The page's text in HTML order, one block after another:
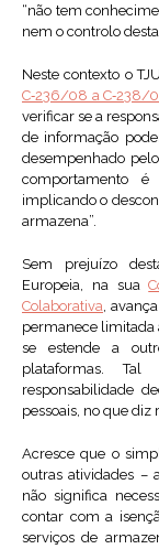
“não tem
nem o controlo desta
Neste contexto o
C‑236/08 a C‑238/
verificar se a
de informação
desempenhado
comportamento é
implicando o
armazena”.
Sem prejuízo
Europeia, na sua
Colaborativa,
permanece limitada
se estende a
plataformas.
responsabilidade
pessoais, no que
Acresce que o
outras atividades –
não significa
contar com a
serviços de